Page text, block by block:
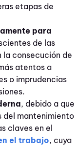
etapas de
para
de las
la consecución de
atentos a
o imprudencias
, debido a que
mantenimiento
claves en el
el trabajo, cuya